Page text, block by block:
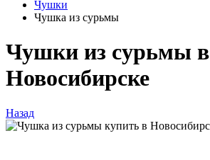
Чушки
Чушка из сурьмы
Чушки из сурьмы в
Новосибирске
Назад